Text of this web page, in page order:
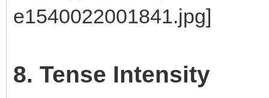
8. Tense Intensity